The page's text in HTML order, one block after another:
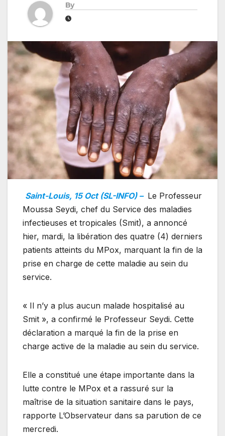
By
Saint-Louis, 15 Oct (SL-INFO) – Le Professeur
Moussa Seydi, chef du Service des maladies
infectieuses et tropicales (Smit), a annoncé
hier, mardi, la libération des quatre (4) derniers
patients atteints du MPox, marquant la fin de la
prise en charge de cette maladie au sein du
service.
« Il n’y a plus aucun malade hospitalisé au
Smit », a confirmé le Professeur Seydi. Cette
déclaration a marqué la fin de la prise en
charge active de la maladie au sein du service.
Elle a constitué une étape importante dans la
lutte contre le MPox et a rassuré sur la
maîtrise de la situation sanitaire dans le pays,
rapporte L’Observateur dans sa parution de ce
mercredi.